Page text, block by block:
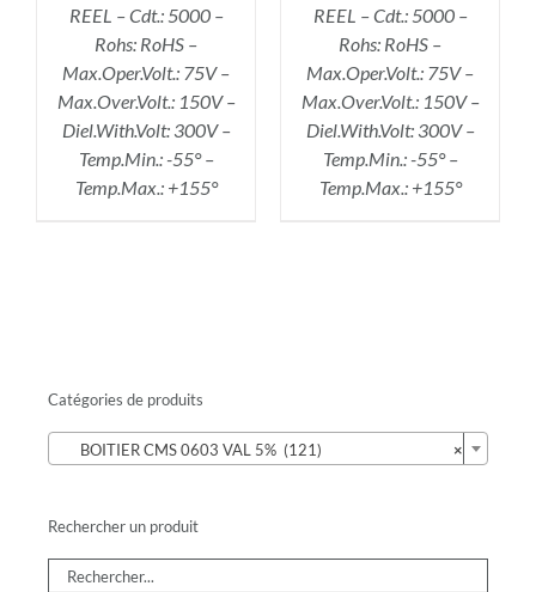
REEL – Cdt.: 5000 –
Rohs: RoHS –
Max.Oper.Volt.: 75V –
Max.Over.Volt.: 150V –
Diel.With.Volt: 300V –
Temp.Min.: -55° –
Temp.Max.: +155°
REEL – Cdt.: 5000 –
Rohs: RoHS –
Max.Oper.Volt.: 75V –
Max.Over.Volt.: 150V –
Diel.With.Volt: 300V –
Temp.Min.: -55° –
Temp.Max.: +155°
Catégories de produits
×
BOITIER CMS 0603 VAL 5% (121)
Rechercher un produit